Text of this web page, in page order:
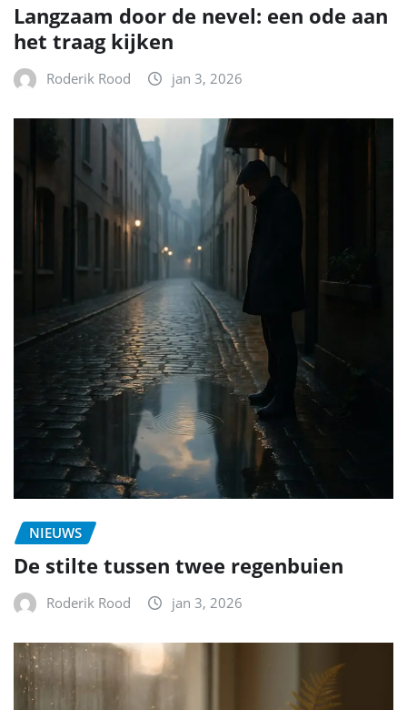
Langzaam door de nevel: een ode aan
het traag kijken
Roderik Rood jan 3, 2026
NIEUWS
De stilte tussen twee regenbuien
Roderik Rood jan 3, 2026